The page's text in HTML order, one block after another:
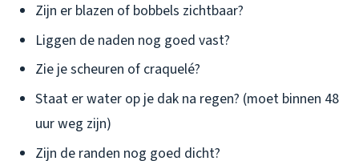
Zijn er blazen of bobbels zichtbaar?
Liggen de naden nog goed vast?
Zie je scheuren of craquelé?
Staat er water op je dak na regen? (moet binnen 48
uur weg zijn)
Zijn de randen nog goed dicht?